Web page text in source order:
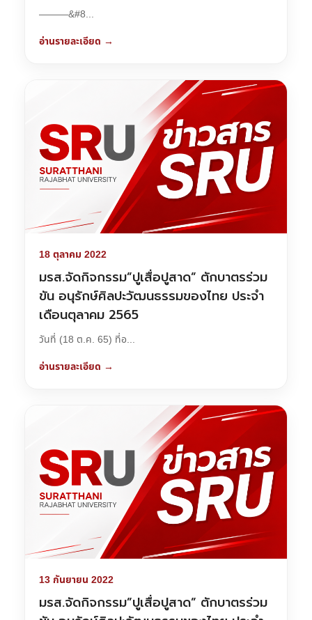
———&#8...
อ่านรายละเอียด →
18 ตุลาคม 2022
มรส.จัดกิจกรรม”ปูเสื่อปูสาด” ตักบาตรร่วม
ขัน อนุรักษ์ศิลปะวัฒนธรรมของไทย ประจำ
เดือนตุลาคม 2565
วันที่ (18 ต.ค. 65) ที่อ...
อ่านรายละเอียด →
13 กันยายน 2022
มรส.จัดกิจกรรม”ปูเสื่อปูสาด” ตักบาตรร่วม